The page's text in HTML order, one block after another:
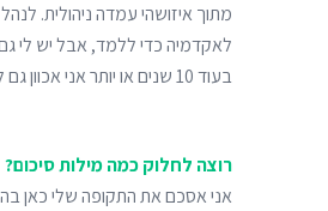
מתוך איזושהי עמדה ניהולית.
לאקדמיה כדי ללמד, אבל יש לי
בעוד 10 שנים או יותר אני אכוון גם לשם.
רוצה לחלוק כמה מילות סיכום?
אני אסכם את התקופה שלי כאן